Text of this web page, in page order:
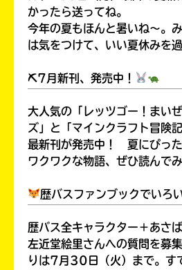
かったら送ってね。
今年の夏もほんと暑いね～。
は気をつけて、いい夏休みを
⛏7月新刊、発売中！
大人気の「レッツゴー！まい
ズ」と「マインクラフト冒険
最新刊が発売中！ 夏にぴっ
ワクワクな物語、ぜひ読んで
歴バスファンブックでいろ
歴バス全キャラクター＋あさ
左近堂絵里さんへの質問を募
りは7月30日（火）まで。